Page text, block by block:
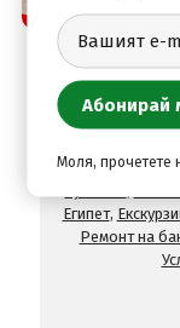
за
При нас ще
Хисаря,
Египет,
Ремонт на
Моля, прочетете